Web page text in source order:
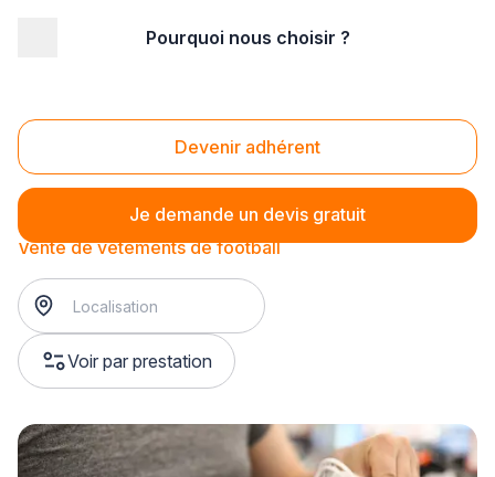
Pourquoi nous choisir ?
Devenir adhérent
Je demande un devis gratuit
Vente de vêtements de football
Vente de vêtements de football
Voir par prestation